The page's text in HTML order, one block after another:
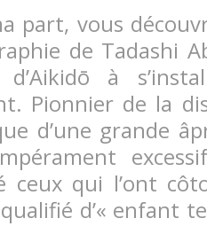
part, vous
de Tadashi
à
Pionnier de la
d’une grande
ceux qui l’ont
d’« enfant